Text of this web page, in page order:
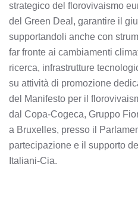
strategico del florovivaismo
del Green Deal, garantire il
supportandoli anche con
far fronte ai cambiamenti
ricerca, infrastrutture
su attività di promozione
del Manifesto per il
dal Copa-Cogeca, Gruppo
a Bruxelles, presso il
partecipazione e il supporto
Italiani-Cia.